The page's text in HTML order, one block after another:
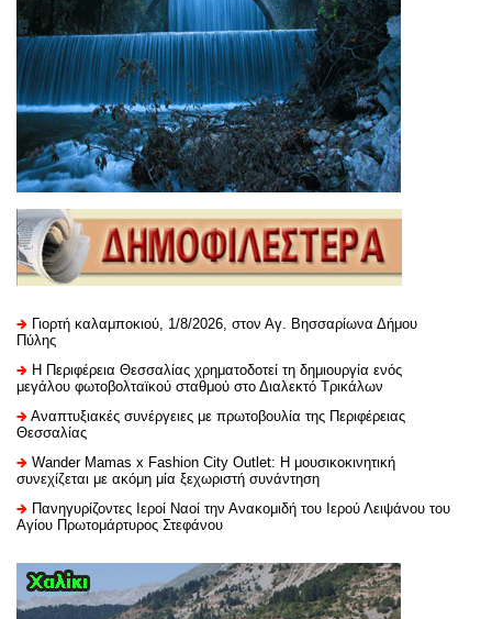
Γιορτή καλαμποκιού, 1/8/2026, στον Αγ. Βησσαρίωνα Δήμου
Πύλης
H Περιφέρεια Θεσσαλίας χρηματοδοτεί τη δημιουργία ενός
μεγάλου φωτοβολταϊκού σταθμού στο Διαλεκτό Τρικάλων
Αναπτυξιακές συνέργειες με πρωτοβουλία της Περιφέρειας
Θεσσαλίας
Wander Mamas x Fashion City Outlet: Η μουσικοκινητική
συνεχίζεται με ακόμη μία ξεχωριστή συνάντηση
Πανηγυρίζοντες Ιεροί Ναοί την Ανακομιδή του Ιερού Λειψάνου του
Αγίου Πρωτομάρτυρος Στεφάνου